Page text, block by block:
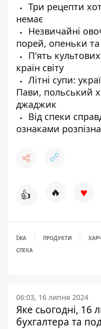
Три рецепти
немає
Незвичайні
порей, опеньки
П'ять
країн світу
Літні супи:
Пави, польський
джаджик
Від спеки
ознаками
👍 🔥 ♥
ЇЖА ПРОДУКТИ
СПЕКА
06:03, 16 липня 2024
Яке сьогодні, 16
бухгалтера та